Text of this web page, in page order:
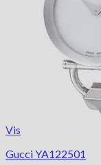
Vis
Gucci YA122501